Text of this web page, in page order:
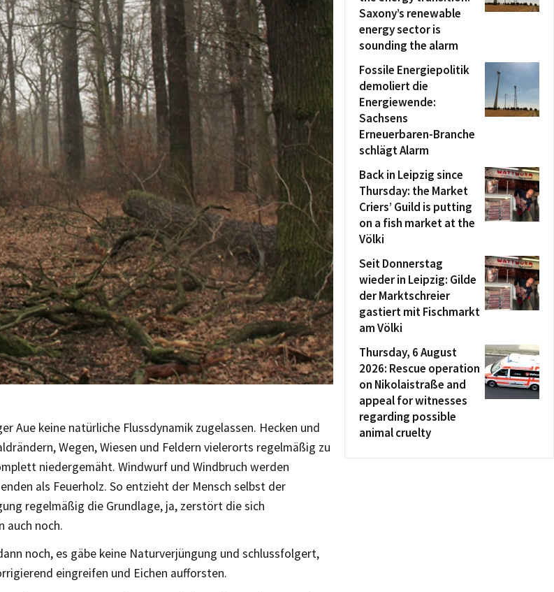
Aue keine natürliche Flussdynamik zugelassen. Hecken und
Wegen, Wiesen und Feldern vielerorts regelmäßig zu
niedergemäht. Windwurf und Windbruch werden
als Feuerholz. So entzieht der Mensch selbst der
regelmäßig die Grundlage, ja, zerstört die sich
auch noch.
noch, es gäbe keine Naturverjüngung und schlussfolgert,
eingreifen und Eichen aufforsten.
Saxony’s renewable
energy sector is
sounding the alarm
Fossile Energiepolitik
demoliert die
Energiewende:
Sachsens
Erneuerbaren-Branche
schlägt Alarm
Back in Leipzig since
Thursday: the Market
Criers’ Guild is putting
on a fish market at the
Völki
Seit Donnerstag
wieder in Leipzig: Gilde
der Marktschreier
gastiert mit Fischmarkt
am Völki
Thursday, 6 August
2026: Rescue operation
on Nikolaistraße and
appeal for witnesses
regarding possible
animal cruelty